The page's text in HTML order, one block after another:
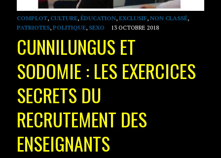
COMPLOT, CULTURE, ÉDUCATION, EXCLUSIF, NON CLASSÉ,
PATRIOTES, POLITIQUE, SEXO 13 OCTOBRE 2018
CUNNILUNGUS ET
SODOMIE : LES EXERCICES
SECRETS DU
RECRUTEMENT DES
ENSEIGNANTS